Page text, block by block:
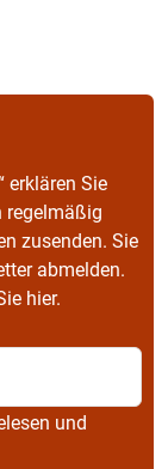
erklären Sie
regelmäßig
zusenden. Sie
abmelden.
hier.
und